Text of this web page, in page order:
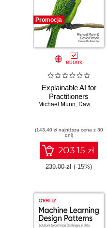
Promocja
ebook
Explainable AI for
Practitioners
Michael Munn, David Pitman
(143,40 zł najniższa cena z 30
dni)
203.15 zł
239.00 zł (-15%)